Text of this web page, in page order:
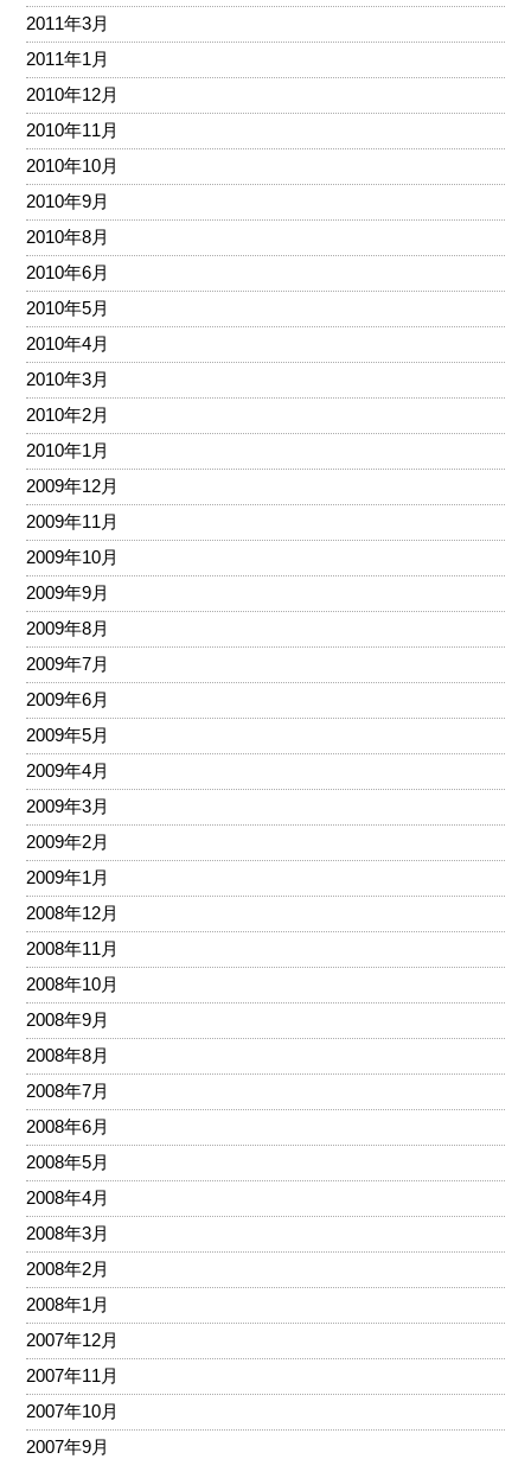
2011年3月
2011年1月
2010年12月
2010年11月
2010年10月
2010年9月
2010年8月
2010年6月
2010年5月
2010年4月
2010年3月
2010年2月
2010年1月
2009年12月
2009年11月
2009年10月
2009年9月
2009年8月
2009年7月
2009年6月
2009年5月
2009年4月
2009年3月
2009年2月
2009年1月
2008年12月
2008年11月
2008年10月
2008年9月
2008年8月
2008年7月
2008年6月
2008年5月
2008年4月
2008年3月
2008年2月
2008年1月
2007年12月
2007年11月
2007年10月
2007年9月